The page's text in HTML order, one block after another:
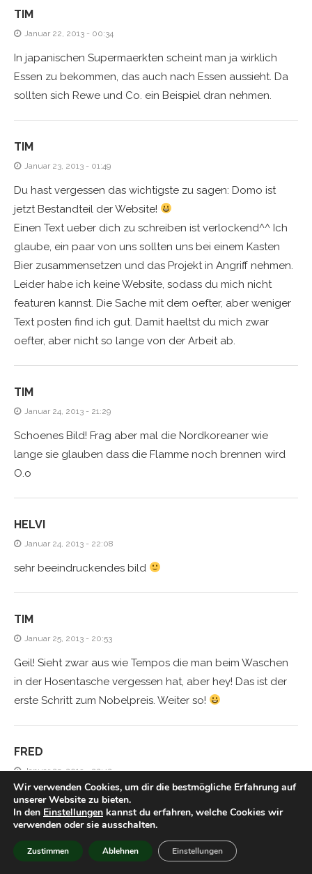
TIM
Januar 22, 2013 - 00:34
In japanischen Supermaerkten scheint man ja wirklich
Essen zu bekommen, das auch nach Essen aussieht. Da
sollten sich Rewe und Co. ein Beispiel dran nehmen.
TIM
Januar 23, 2013 - 01:49
Du hast vergessen das wichtigste zu sagen: Domo ist
jetzt Bestandteil der Website!
Einen Text ueber dich zu schreiben ist verlockend^^ Ich
glaube, ein paar von uns sollten uns bei einem Kasten
Bier zusammensetzen und das Projekt in Angriff nehmen.
Leider habe ich keine Website, sodass du mich nicht
featuren kannst. Die Sache mit dem oefter, aber weniger
Text posten find ich gut. Damit haeltst du mich zwar
oefter, aber nicht so lange von der Arbeit ab.
TIM
Januar 24, 2013 - 21:29
Schoenes Bild! Frag aber mal die Nordkoreaner wie
lange sie glauben dass die Flamme noch brennen wird
O.o
HELVI
Januar 24, 2013 - 22:08
sehr beeindruckendes bild
TIM
Januar 25, 2013 - 20:53
Geil! Sieht zwar aus wie Tempos die man beim Waschen
in der Hosentasche vergessen hat, aber hey! Das ist der
erste Schritt zum Nobelpreis. Weiter so!
FRED
Januar 25, 2013 - 22:42
Da kehren sie alle zur Synthese zurück ;D
TIM
Wir verwenden Cookies, um dir die bestmögliche Erfahrung auf
unserer Website zu bieten.
In den Einstellungen kannst du erfahren, welche Cookies wir
verwenden oder sie ausschalten.
Zustimmen Ablehnen Einstellungen